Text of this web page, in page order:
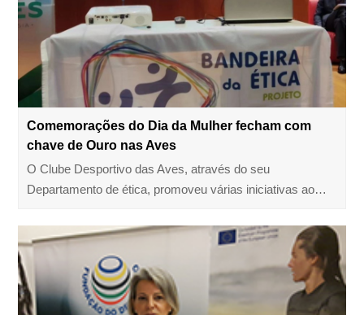
Comemorações do Dia da Mulher fecham com
chave de Ouro nas Aves
O Clube Desportivo das Aves, através do seu
Departamento de ética, promoveu várias iniciativas ao…